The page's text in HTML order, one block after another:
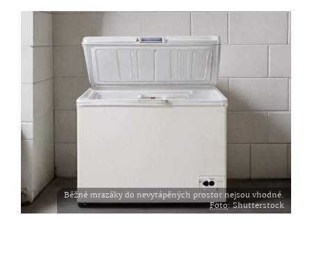
Běžné mrazáky do nevytápěných prostor nejsou vhodné.
Foto: Shutterstock